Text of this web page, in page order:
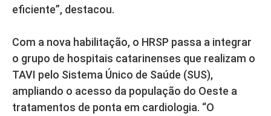
eficiente”, destacou.
Com a nova habilitação, o HRSP passa a integrar
o grupo de hospitais catarinenses que realizam o
TAVI pelo Sistema Único de Saúde (SUS),
ampliando o acesso da população do Oeste a
tratamentos de ponta em cardiologia. “O